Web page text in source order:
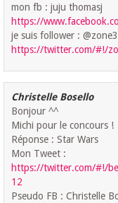
mon fb : juju thomasj
https://
je suis follower :
https://twitter.com/#!/
Christelle Bosello
Bonjour ^^
Michi pour le concours !
Réponse : Star Wars
Mon Tweet :
https://twitter.com/#!/
12
Pseudo FB : Christelle